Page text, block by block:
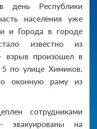
день Республики
населения уже
и Города в городе
известно из
взрыв произошел в
по улице Химиков.
оконную раму из
сотрудниками
на